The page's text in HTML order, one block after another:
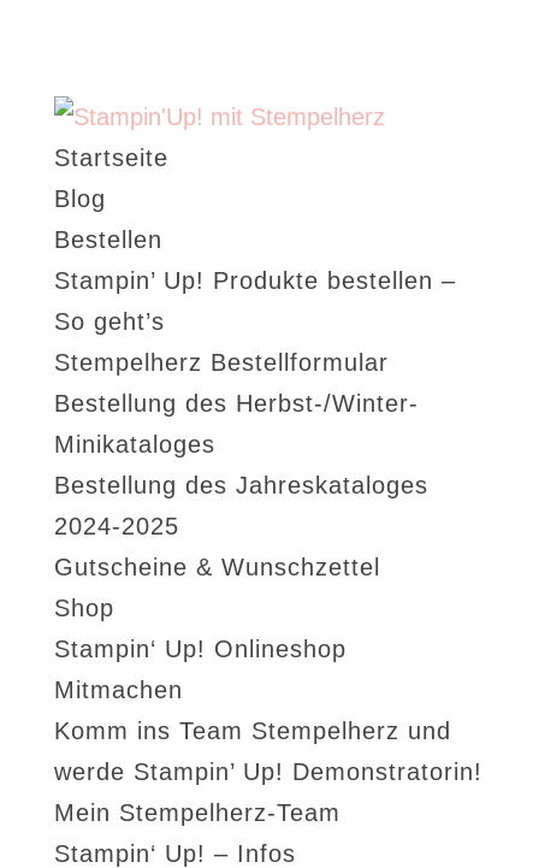
Startseite
Blog
Bestellen
Stampin’ Up! Produkte bestellen –
So geht’s
Stempelherz Bestellformular
Bestellung des Herbst-/Winter-
Minikataloges
Bestellung des Jahreskataloges
2024-2025
Gutscheine & Wunschzettel
Shop
Stampin‘ Up! Onlineshop
Mitmachen
Komm ins Team Stempelherz und
werde Stampin’ Up! Demonstratorin!
Mein Stempelherz-Team
Stampin‘ Up! – Infos